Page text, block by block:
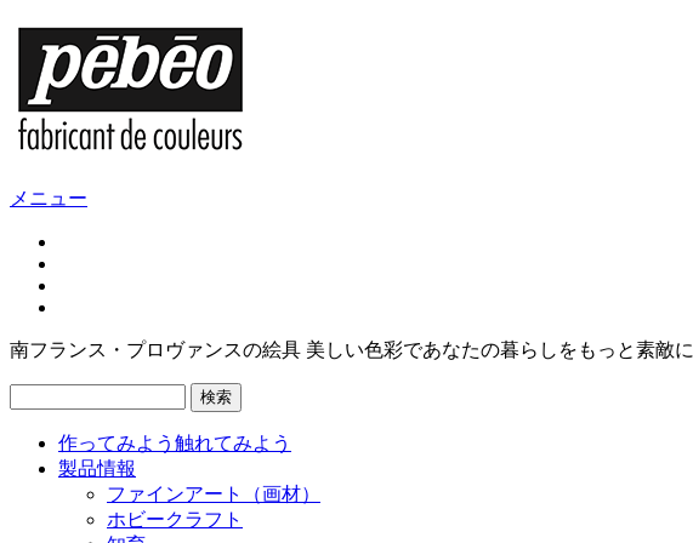
メニュー
南フランス・プロヴァンスの絵具 美しい色彩であなたの暮らしをもっと素敵に
検索
作ってみよう 触れてみよう
製品情報
ファインアート（画材）
ホビークラフト